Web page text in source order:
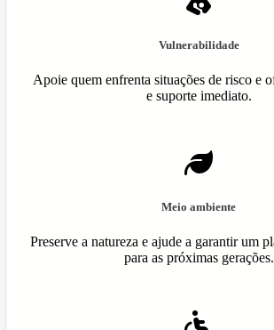
Vulnerabilidade
Apoie quem enfrenta situações de risco e
e suporte imediato.
Meio ambiente
Preserve a natureza e ajude a garantir um
para as próximas gerações.